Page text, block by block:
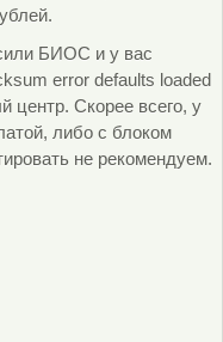
БИОС и у вас
error defaults loaded
центр. Скорее всего, у
либо с блоком
не рекомендуем.